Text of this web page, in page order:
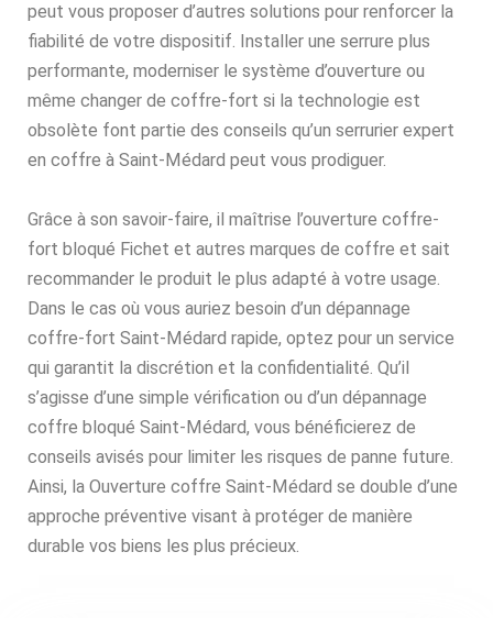
peut vous proposer d’autres solutions pour renforcer la
fiabilité de votre dispositif. Installer une serrure plus
performante, moderniser le système d’ouverture ou
même changer de coffre-fort si la technologie est
obsolète font partie des conseils qu’un serrurier expert
en coffre à Saint-Médard peut vous prodiguer.
Grâce à son savoir-faire, il maîtrise l’ouverture coffre-
fort bloqué Fichet et autres marques de coffre et sait
recommander le produit le plus adapté à votre usage.
Dans le cas où vous auriez besoin d’un dépannage
coffre-fort Saint-Médard rapide, optez pour un service
qui garantit la discrétion et la confidentialité. Qu’il
s’agisse d’une simple vérification ou d’un dépannage
coffre bloqué Saint-Médard, vous bénéficierez de
conseils avisés pour limiter les risques de panne future.
Ainsi, la Ouverture coffre Saint-Médard se double d’une
approche préventive visant à protéger de manière
durable vos biens les plus précieux.